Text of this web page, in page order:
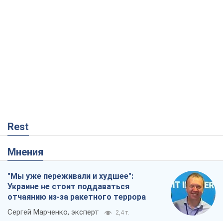
Rest
Мнения
"Мы уже переживали и худшее":
Украине не стоит поддаваться
отчаянию из-за ракетного террора
Сергей Марченко, эксперт 2,4 т.